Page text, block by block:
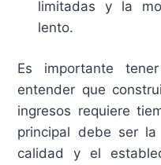
limitadas y la
lento.
Es importante
entender que
ingresos requiere
principal debe ser
calidad y el